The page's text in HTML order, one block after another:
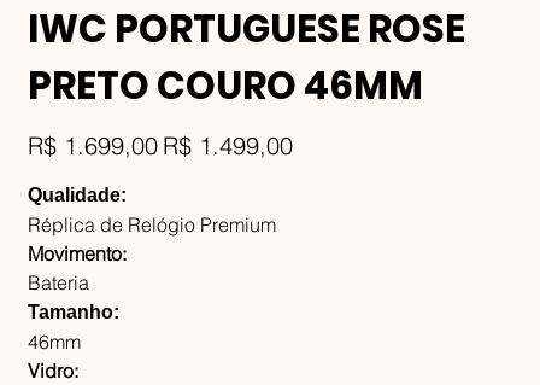
IWC PORTUGUESE ROSE
PRETO COURO 46MM
Preço
original
R$ 1.699,00 Preço
promocional
R$ 1.499,00
Qualidade:
Réplica de Relógio Premium
Movimento:
Bateria
Tamanho:
46mm
Vidro: